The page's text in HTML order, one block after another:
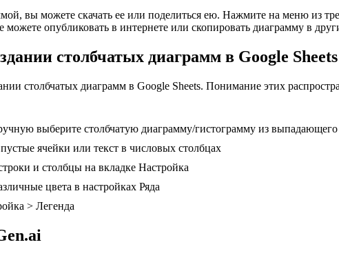
вы можете скачать ее или поделиться ею. Нажмите на меню из
опубликовать в интернете или скопировать диаграмму в
столбчатых диаграмм в Google Sheets
столбчатых диаграмм в Google Sheets. Понимание этих
выберите столбчатую диаграмму/гистограмму из
ячейки или текст в числовых столбцах
и столбцы на вкладке Настройка
цвета в настройках Ряда
> Легенда